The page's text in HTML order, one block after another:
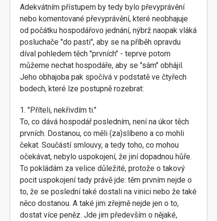
Adekvátním přístupem by tedy bylo převyprávění
nebo komentované převyprávění, které neobhajuje
od počátku hospodářovo jednání, nýbrž naopak vláká
posluchače "do pasti", aby se na příběh opravdu
díval pohledem těch "prvních" - teprve potom
můžeme nechat hospodáře, aby se "sám" obhájil.
Jeho obhajoba pak spočívá v podstatě ve čtyřech
bodech, které lze postupně rozebrat:
1. "Příteli, nekřivdím ti."
To, co dává hospodář posledním, není na úkor těch
prvních. Dostanou, co měli (za)slíbeno a co mohli
čekat. Součástí smlouvy, a tedy toho, co mohou
očekávat, nebylo uspokojení, že jiní dopadnou hůře.
To pokládám za velice důležité, protože o takový
pocit uspokojení tady právě jde: těm prvním nejde o
to, že se poslední také dostali na vinici nebo že také
něco dostanou. A také jim zřejmě nejde jen o to,
dostat více peněz. Jde jim především o nějaké,